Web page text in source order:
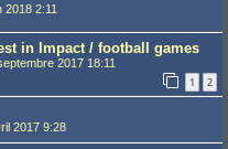
2018 2:11
in Impact / football games
2017 18:11
1 2
2017 9:28